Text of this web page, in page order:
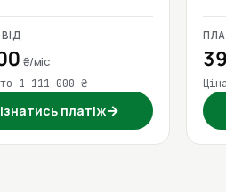
₴/міс
1 111 000 ₴
платіж→